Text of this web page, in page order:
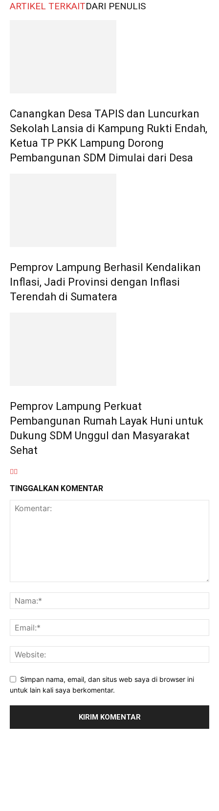
ARTIKEL TERKAITDARI PENULIS
Canangkan Desa TAPIS dan Luncurkan
Sekolah Lansia di Kampung Rukti Endah,
Ketua TP PKK Lampung Dorong
Pembangunan SDM Dimulai dari Desa
Pemprov Lampung Berhasil Kendalikan
Inflasi, Jadi Provinsi dengan Inflasi
Terendah di Sumatera
Pemprov Lampung Perkuat
Pembangunan Rumah Layak Huni untuk
Dukung SDM Unggul dan Masyarakat
Sehat
TINGGALKAN KOMENTAR
Simpan nama, email, dan situs web saya di browser ini
untuk lain kali saya berkomentar.